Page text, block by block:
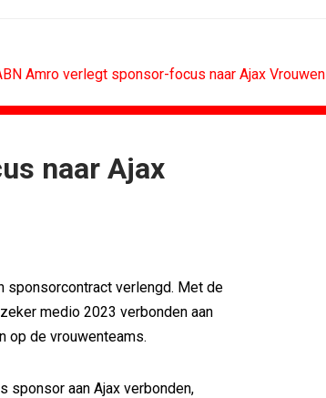
Amro verlegt sponsor-focus naar Ajax Vrouwen
naar Ajax
sponsorcontract verlengd. Met de
medio 2023 verbonden aan
op de vrouwenteams.
sponsor aan Ajax verbonden,
MEDIA
Ster start Goede Loeki
Margriet van der Linden blijft...